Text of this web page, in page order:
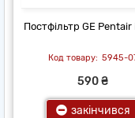
Постфільтр GE Pentair
5945-
590 ₴
закінчився